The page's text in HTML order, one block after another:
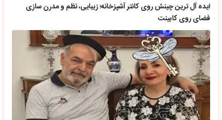
ایده آل ترین چینش روی کانتر آشپزخانه؛ زیبایی، نظم و مدرن سازی
فضای روی کابینت